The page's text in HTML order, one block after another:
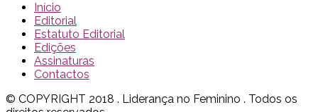
Início
Editorial
Estatuto Editorial
Edições
Assinaturas
Contactos
© COPYRIGHT 2018 . Liderança no Feminino . Todos os